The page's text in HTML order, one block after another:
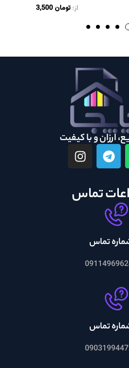
از:تومان3,500
ارزان و با کیفیت
تماس
تماس
تماس